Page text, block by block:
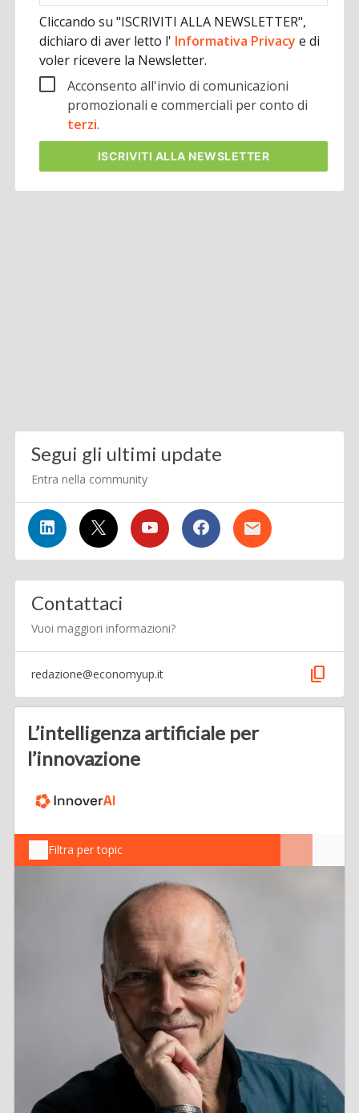
Cliccando su "ISCRIVITI ALLA NEWSLETTER",
dichiaro di aver letto l' Informativa Privacye di
voler ricevere la Newsletter.
Acconsento all'invio di comunicazioni
promozionali e commerciali per conto di
terzi.
ISCRIVITI ALLA NEWSLETTER
Segui gli ultimi update
Entra nella community
Contattaci
Vuoi maggiori informazioni?
redazione@economyup.it content_copy
L’intelligenza artificiale per
l’innovazione
Filtra per topic